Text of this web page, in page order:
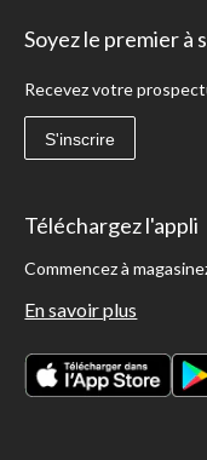
Soyez le premier à
Recevez votre
S'inscrire
Téléchargez l'appli
Commencez à
En savoir plus